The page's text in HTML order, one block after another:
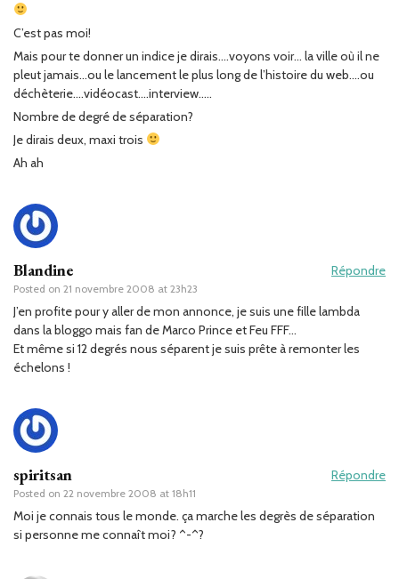
C’est pas moi!
Mais pour te donner un indice je dirais….voyons voir… la ville où il ne
pleut jamais…ou le lancement le plus long de l’histoire du web….ou
déchèterie….vidéocast….interview…..
Nombre de degré de séparation?
Je dirais deux, maxi trois
Ah ah
Blandine
Posted on 21 novembre 2008 at 23h23
Répondre
J’en profite pour y aller de mon annonce, je suis une fille lambda
dans la bloggo mais fan de Marco Prince et Feu FFF…
Et même si 12 degrés nous séparent je suis prête à remonter les
échelons !
spiritsan
Posted on 22 novembre 2008 at 18h11
Répondre
Moi je connais tous le monde. ça marche les degrès de séparation
si personne me connaît moi? ^-^?